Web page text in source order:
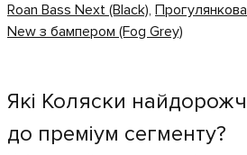
Roan Bass Next (Black),
New з бампером (Fog Grey)
Які Коляски
до преміум сегменту?